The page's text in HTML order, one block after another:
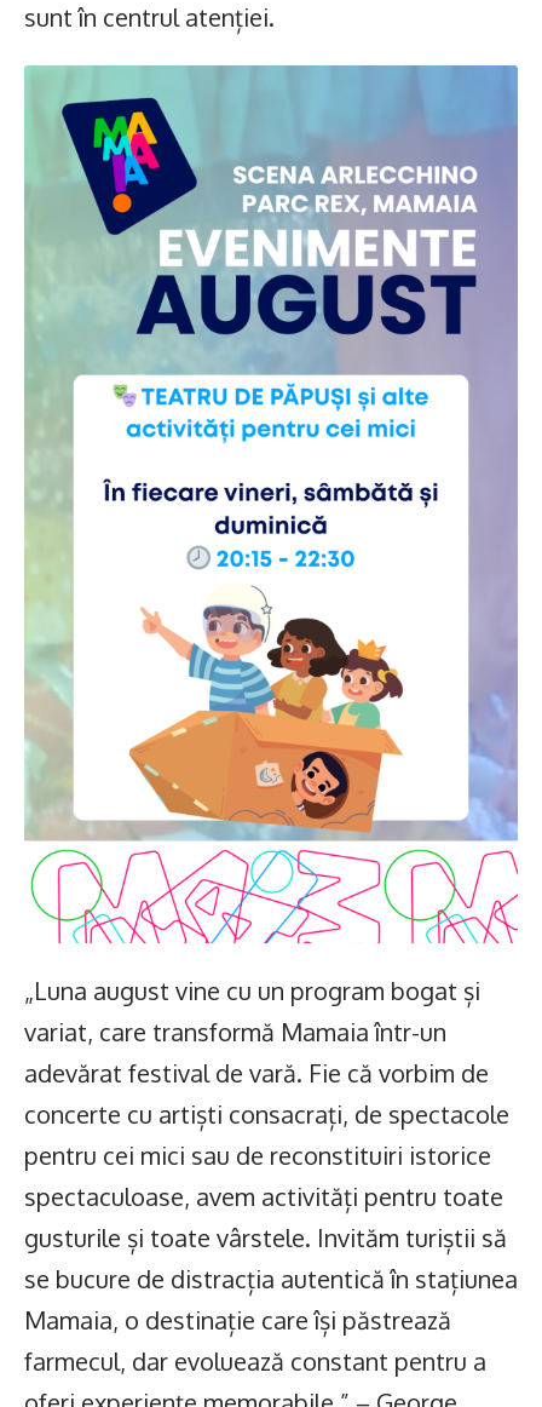
sunt în centrul atenției.
„Luna august vine cu un program bogat și
variat, care transformă Mamaia într-un
adevărat festival de vară. Fie că vorbim de
concerte cu artiști consacrați, de spectacole
pentru cei mici sau de reconstituiri istorice
spectaculoase, avem activități pentru toate
gusturile și toate vârstele. Invităm turiștii să
se bucure de distracția autentică în stațiunea
Mamaia, o destinație care își păstrează
farmecul, dar evoluează constant pentru a